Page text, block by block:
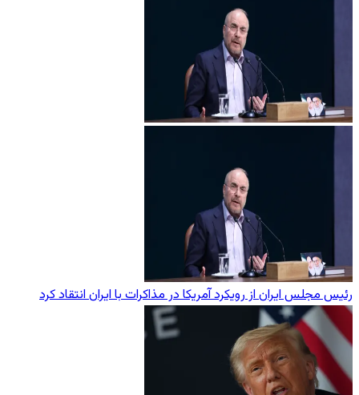
رئیس مجلس ایران از رویکرد آمریکا در مذاکرات با ایران انتقاد کرد